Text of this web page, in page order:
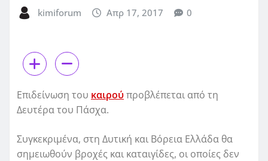
kimiforum Απρ 17, 2017 0
Επιδείνωση του καιρούπροβλέπεται από τη
Δευτέρα του Πάσχα.
Συγκεκριμένα, στη Δυτική και Βόρεια Ελλάδα θα
σημειωθούν βροχές και καταιγίδες, οι οποίες δεν